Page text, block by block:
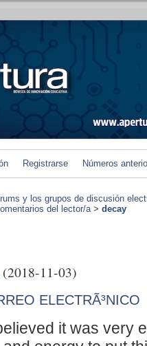
Registrarse Números
y los grupos de discusión
del lector/a> decay
(2018-11-03)
ELECTRÃ³NICO
it was very